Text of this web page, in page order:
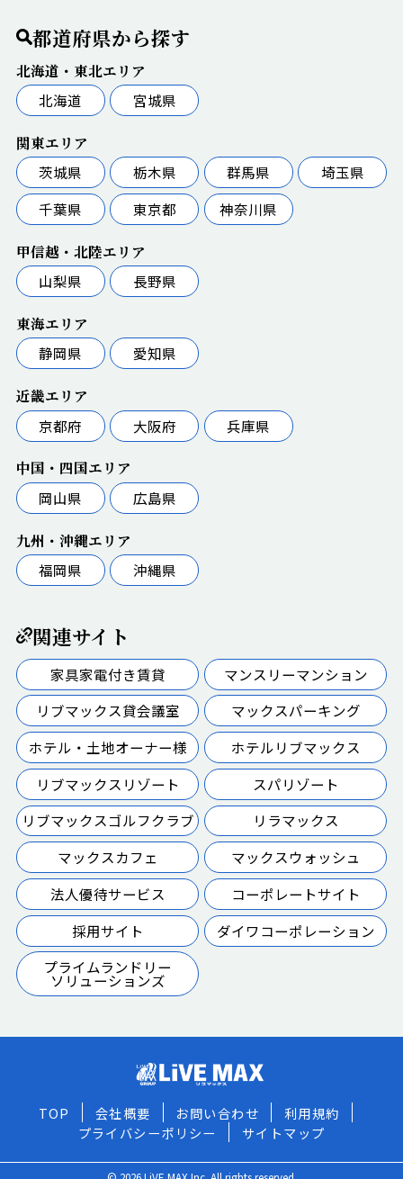
都道府県から探す
北海道・東北エリア
北海道
宮城県
関東エリア
茨城県
栃木県 群馬県
埼玉県
千葉県
東京都 神奈川県
甲信越・北陸エリア
山梨県
長野県
東海エリア
静岡県
愛知県
近畿エリア
京都府
大阪府 兵庫県
中国・四国エリア
岡山県
広島県
九州・沖縄エリア
福岡県
沖縄県
関連サイト
家具家電付き賃貸
マンスリーマンション
リブマックス貸会議室
マックスパーキング
ホテル・土地オーナー様
ホテルリブマックス
リブマックスリゾート
スパリゾート
リブマックスゴルフクラブ
リラマックス
マックスカフェ
マックスウォッシュ
法人優待サービス
コーポレートサイト
採用サイト
ダイワコーポレーション
プライムランドリー
ソリューションズ
TOP 会社概要 お問い合わせ
利用規約
プライバシーポリシー
サイトマップ